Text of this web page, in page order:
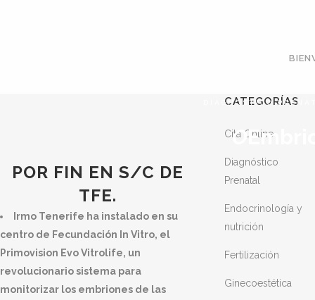
DIAGNÓSTICO
O
POR FIN EN S/C DE
TFE.
Irmo Tenerife ha instalado en su
centro de Fecundación In Vitro, el
Primovision Evo Vitrolife, un
revolucionario sistema para
monitorizar los embriones de las
CATEGORÍAS
Cita Online
Diagnóstico
Prenatal
Endocrinología y
nutrición
Fertilización
Ginecoestética